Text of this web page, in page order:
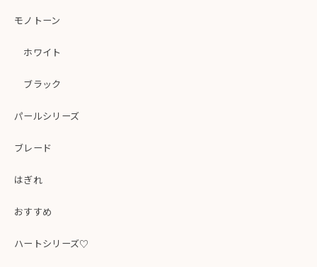
モノトーン
ホワイト
ブラック
パールシリーズ
ブレード
はぎれ
おすすめ
ハートシリーズ♡